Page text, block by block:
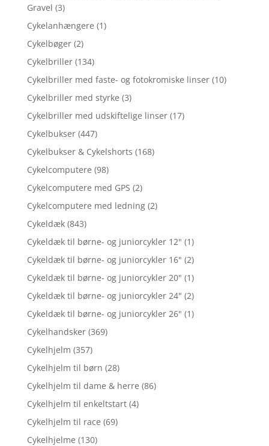
Gravel (3)
Cykelanhængere (1)
Cykelbøger (2)
Cykelbriller (134)
Cykelbriller med faste- og fotokromiske linser (10)
Cykelbriller med styrke (3)
Cykelbriller med udskiftelige linser (17)
Cykelbukser (447)
Cykelbukser & Cykelshorts (168)
Cykelcomputere (98)
Cykelcomputere med GPS (2)
Cykelcomputere med ledning (2)
Cykeldæk (843)
Cykeldæk til børne- og juniorcykler 12" (1)
Cykeldæk til børne- og juniorcykler 16" (2)
Cykeldæk til børne- og juniorcykler 20" (1)
Cykeldæk til børne- og juniorcykler 24" (2)
Cykeldæk til børne- og juniorcykler 26" (1)
Cykelhandsker (369)
Cykelhjelm (357)
Cykelhjelm til børn (28)
Cykelhjelm til dame & herre (86)
Cykelhjelm til enkeltstart (4)
Cykelhjelm til race (69)
Cykelhjelme (130)